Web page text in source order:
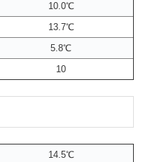
10.0℃
13.7℃
5.8℃
10
14.5℃